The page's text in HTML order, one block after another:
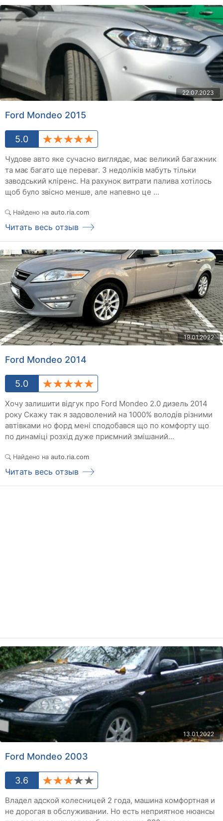
22.07.2023
Ford Mondeo 2015
5.0
Чудове авто яке сучасно виглядає, має великий багажник
та має багато ще переваг. З недоліків мабуть тільки
заводський кліренс. На рахунок витрати палива хотілось
щоб було звісно менше, але напевно це ...
Найдено на auto.ria.com
Читать весь отзыв
19.01.2022
Ford Mondeo 2014
5.0
Хочу залишити відгук про Ford Mondeo 2.0 дизель 2014
року Скажу так я задоволений на 1000% володів різними
автівками но форд мені сподобався що по комфорту що
по динаміці розхід дуже приємний змішаний...
Найдено на auto.ria.com
Читать весь отзыв
13.01.2022
Ford Mondeo 2003
3.6
Владел адской колесницей 2 года, машина комфортная и
не дорогая в обслуживании. Но есть неприятное нюансы